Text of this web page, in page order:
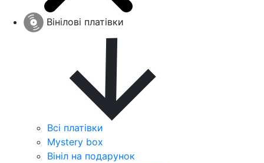
Вінілові платівки
Всі платівки
Mystery box
Вініл на подарунок